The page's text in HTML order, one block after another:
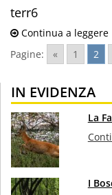
terr6
Continua a leggere
Pagine:
« 1 2
IN EVIDENZA
La
I